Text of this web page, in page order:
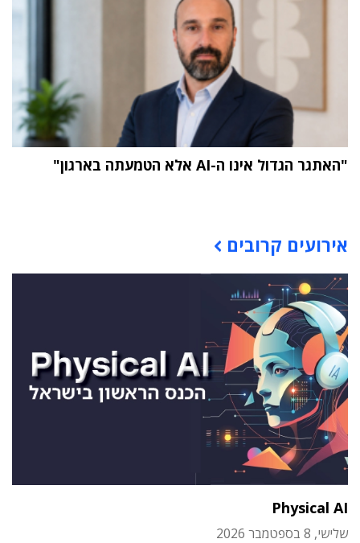
"האתגר הגדול אינו ה-AI אלא הטמעתה בארגון"
אירועים קרובים
Physical AI
שלישי, 8 בספטמבר 2026